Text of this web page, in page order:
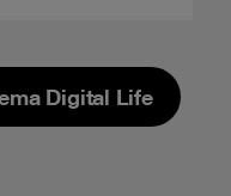
Digital Life